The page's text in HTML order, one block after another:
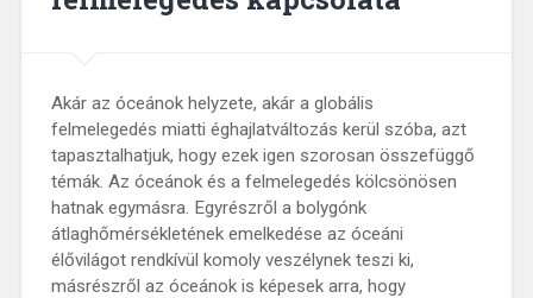
Akár az óceánok helyzete, akár a globális
felmelegedés miatti éghajlatváltozás kerül szóba, azt
tapasztalhatjuk, hogy ezek igen szorosan összefüggő
témák. Az óceánok és a felmelegedés kölcsönösen
hatnak egymásra. Egyrészről a bolygónk
átlaghőmérsékletének emelkedése az óceáni
élővilágot rendkívül komoly veszélynek teszi ki,
másrészről az óceánok is képesek arra, hogy